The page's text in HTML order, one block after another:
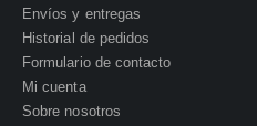
Envíos y entregas
Historial de pedidos
Formulario de contacto
Mi cuenta
Sobre nosotros